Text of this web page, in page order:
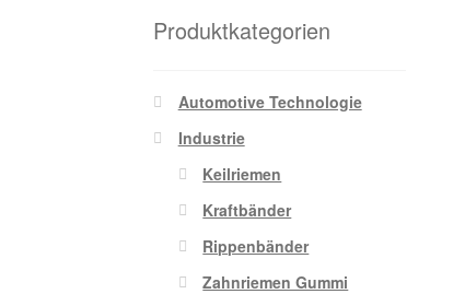
Produktkategorien
Automotive Technologie
Industrie
Keilriemen
Kraftbänder
Rippenbänder
Zahnriemen Gummi